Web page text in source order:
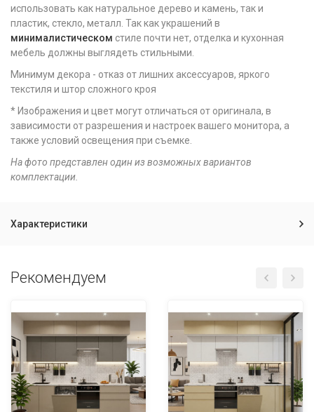
использовать как натуральное дерево и камень, так и
пластик, стекло, металл. Так как украшений в
минималистическом стиле почти нет, отделка и кухонная
мебель должны выглядеть стильными.
Минимум декора - отказ от лишних аксессуаров, яркого
текстиля и штор сложного кроя
* Изображения и цвет могут отличаться от оригинала, в
зависимости от разрешения и настроек вашего монитора, а
также условий освещения при съемке.
На фото представлен один из возможных вариантов
комплектации.
Характеристики
Рекомендуем